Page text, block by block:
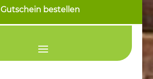
Gutschein bestellen